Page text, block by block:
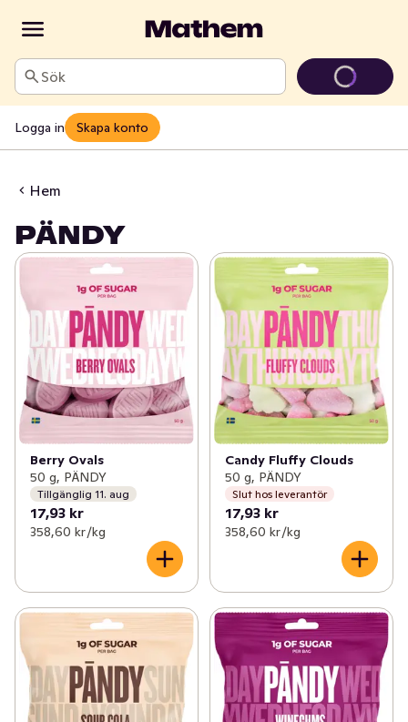
Sök
Logga in Skapa konto
Hem
PÄNDY
Berry Ovals
50 g, PÄNDY
Tillgänglig 11. aug
17,93 kr
358,60 kr /kg
Candy Fluffy Clouds
50 g, PÄNDY
Slut hos leverantör
17,93 kr
358,60 kr /kg